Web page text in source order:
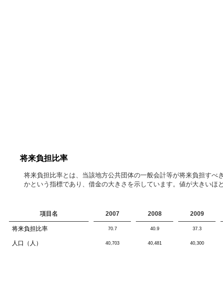
将来負担比率
将来負担比率とは、当該地方公共団体の一般会計等が将来負担す
かという指標であり、借金の大きさを示しています。値が大きい
項目名 2007 2008 2009
将来負担比率 70.7 40.9 37.3
人口（人） 40,703 40,481 40,300